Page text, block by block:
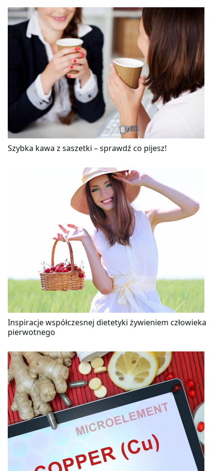
Szybka kawa z saszetki – sprawdź co pijesz!
Inspiracje współczesnej dietetyki żywieniem człowieka
pierwotnego